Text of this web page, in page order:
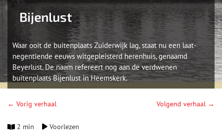
Bijenlust
Waar ooit de buitenplaats Zuiderwijk lag, staat nu een laat-
negentiende eeuws witgepleisterd herenhuis, genaamd
Beyerlust. De naam refereert nog aan de verdwenen
buitenplaats Bijenlust in Heemskerk.
← Vorig verhaal Volgend verhaal →
2 min Voorlezen